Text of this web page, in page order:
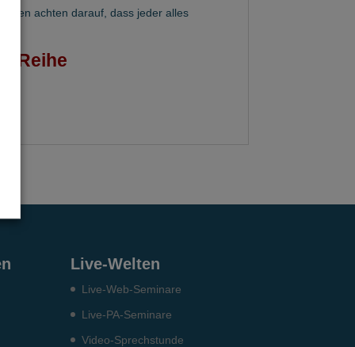
achten darauf, dass jeder alles
Reihe
Live-Welten
Live-Web-Seminare
Live-PA-Seminare
Video-Sprechstunde